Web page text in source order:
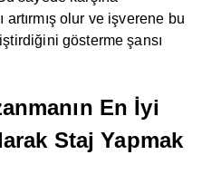
artırmış olur ve işverene bu
gösterme şansı
En İyi
Staj Yapmak